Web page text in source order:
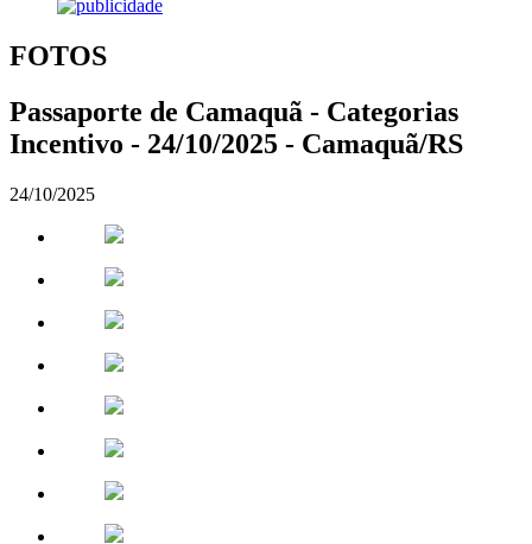
FOTOS
Passaporte de Camaquã - Categorias
Incentivo - 24/10/2025 - Camaquã/RS
24/10/2025